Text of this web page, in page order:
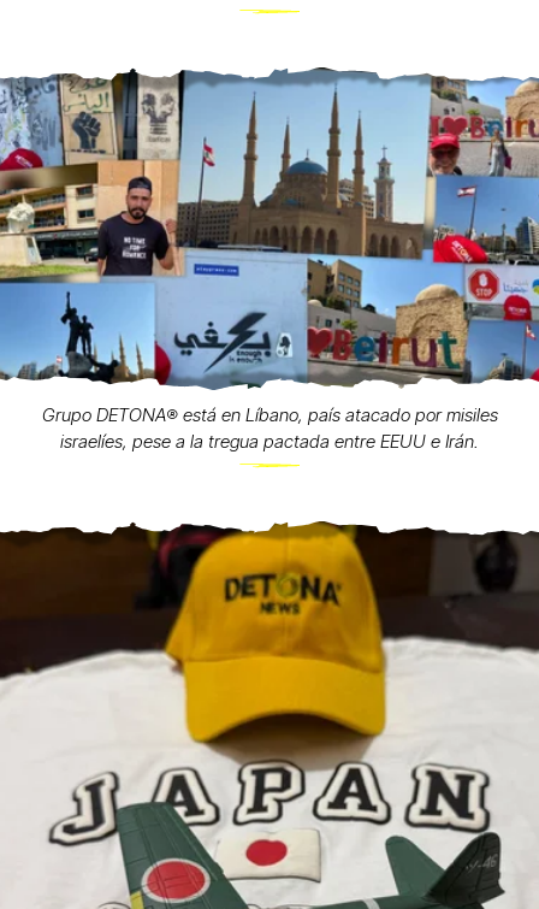
Grupo DETONA®️ está en Líbano, país atacado por misiles
israelíes, pese a la tregua pactada entre EEUU e Irán.